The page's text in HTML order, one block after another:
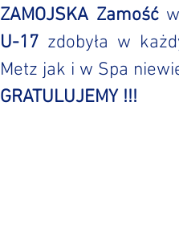
ZAMOJSKA Zamość w
U-17 zdobyła w
Metz jak i w Spa
GRATULUJEMY !!!